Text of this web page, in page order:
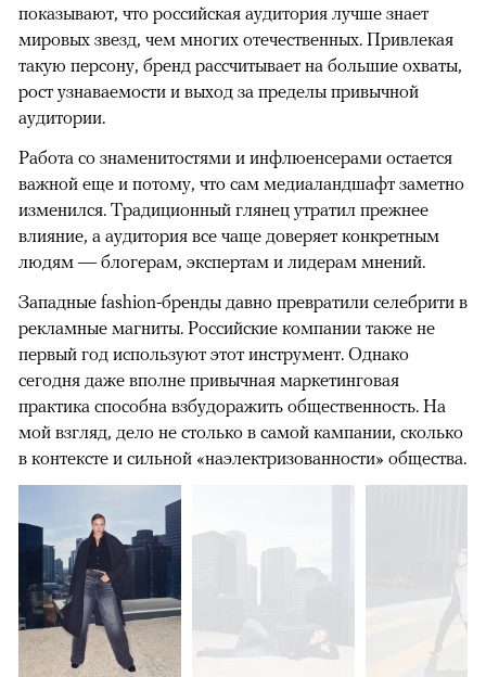
показывают, что российская аудитория лучше знает
мировых звезд, чем многих отечественных. Привлекая
такую персону, бренд рассчитывает на большие охваты,
рост узнаваемости и выход за пределы привычной
аудитории.
Работа со знаменитостями и инфлюенсерами остается
важной еще и потому, что сам медиаландшафт заметно
изменился. Традиционный глянец утратил прежнее
влияние, а аудитория все чаще доверяет конкретным
людям — блогерам, экспертам и лидерам мнений.
Западные fashion-бренды давно превратили селебрити в
рекламные магниты. Российские компании также не
первый год используют этот инструмент. Однако
сегодня даже вполне привычная маркетинговая
практика способна взбудоражить общественность. На
мой взгляд, дело не столько в самой кампании, сколько
в контексте и сильной «наэлектризованности» общества.